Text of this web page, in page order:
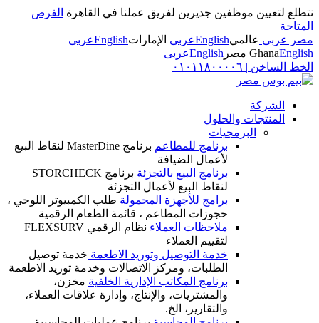
نتطلع لتعيين موظفين جديرين لفريق عملنا في القاهرة الفرص
المتاحة
مصر عربى عالميEnglishعربى الإماراتEnglishعربى
GhanaEnglish مصر Englishعربى
الخط الساخن | ٠١٠١١٨٠٠٠٠٦
الشركة
المنتجات والحلول
البرمجيات
برنامج للمطاعم
برنامج MasterDine لنقاط البيع
لأعمال الضيافة
برنامج البيع بالتجزئة
برنامج STORCHECK
لنقاط البيع لأعمال التجزئة
برامج للأجهزة المحمولة طلب الكمبيوتر اللوحي ،
حجوزات المطاعم ، قائمة الطعام الرقمية
ملاحظات العملاء
نظام الرقمي FLEXSURV
لتقييم العملاء
خدمة التوصيل وتوريد الاطعمة خدمة توصيل
الطلبات، ومركز الاتصالات وخدمة توريد الاطعمة
برنامج المكاتب الإدارية الخلفية مخزن،
والمشتريات، والإنتاج، وإدارة علاقات العملاء،
والتقارير، الخ.